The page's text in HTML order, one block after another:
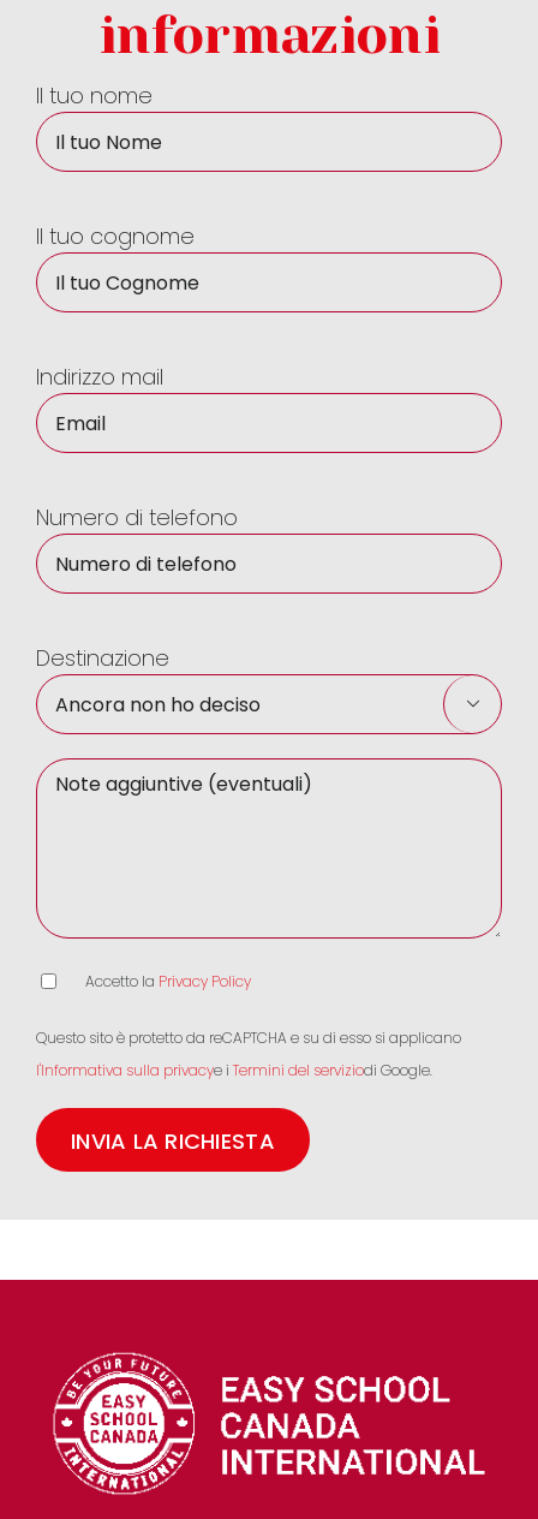
informazioni
Il tuo nome
Il tuo cognome
Indirizzo mail
Numero di telefono
Destinazione

Accetto la Privacy Policy
Questo sito è protetto da reCAPTCHA e su di esso si applicano
l'Informativa sulla privacye i Termini del serviziodi Google.